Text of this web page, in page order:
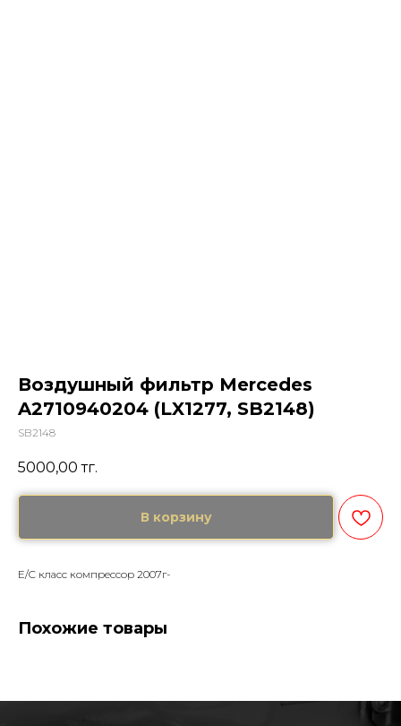
Воздушный фильтр Mercedes
A2710940204 (LX1277, SB2148)
SB2148
5000,00 тг.
В корзину
Е/C класс компрессор 2007г-
Похожие товары